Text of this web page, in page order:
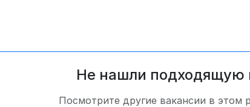
Не нашли подходящую
Посмотрите другие вакансии в этом